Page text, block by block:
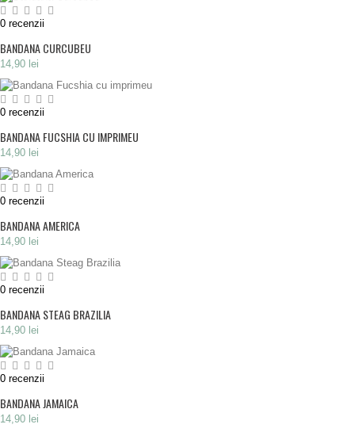
0 recenzii
BANDANA CURCUBEU
14,90 lei
0 recenzii
BANDANA FUCSHIA CU IMPRIMEU
14,90 lei
0 recenzii
BANDANA AMERICA
14,90 lei
0 recenzii
BANDANA STEAG BRAZILIA
14,90 lei
0 recenzii
BANDANA JAMAICA
14,90 lei